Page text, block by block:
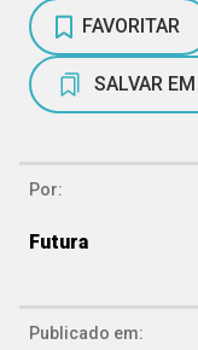
FAVORITAR
SALVAR
Por:
Futura
Publicado em: